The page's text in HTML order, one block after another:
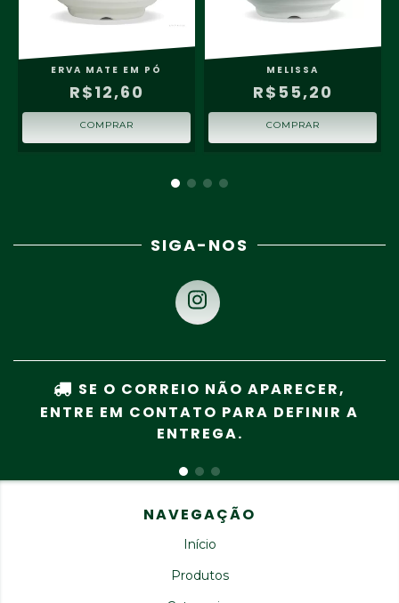
ERVA MATE EM PÓ
R$12,60
COMPRAR
MELISSA
R$55,20
COMPRAR
SIGA-NOS
SE O CORREIO NÃO APARECER,
ENTRE EM CONTATO PARA DEFINIR A
ENTREGA.
NAVEGAÇÃO
Início
Produtos